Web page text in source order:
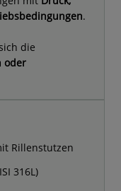
.
die
oder
Rillenstutzen
316L)